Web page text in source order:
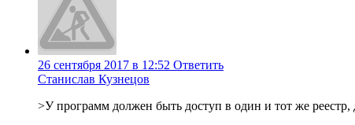
26 сентября 2017 в 12:52 Ответить
Станислав Кузнецов
>У программ должен быть доступ в один и тот же